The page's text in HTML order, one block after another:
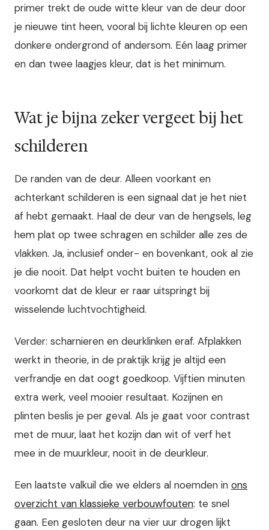
primer trekt de oude witte kleur van de deur door
je nieuwe tint heen, vooral bij lichte kleuren op een
donkere ondergrond of andersom. Eén laag primer
en dan twee laagjes kleur, dat is het minimum.
Wat je bijna zeker vergeet bij het
schilderen
De randen van de deur. Alleen voorkant en
achterkant schilderen is een signaal dat je het niet
af hebt gemaakt. Haal de deur van de hengsels, leg
hem plat op twee schragen en schilder alle zes de
vlakken. Ja, inclusief onder- en bovenkant, ook al zie
je die nooit. Dat helpt vocht buiten te houden en
voorkomt dat de kleur er raar uitspringt bij
wisselende luchtvochtigheid.
Verder: scharnieren en deurklinken eraf. Afplakken
werkt in theorie, in de praktijk krijg je altijd een
verfrandje en dat oogt goedkoop. Vijftien minuten
extra werk, veel mooier resultaat. Kozijnen en
plinten beslis je per geval. Als je gaat voor contrast
met de muur, laat het kozijn dan wit of verf het
mee in de muurkleur, nooit in de deurkleur.
Een laatste valkuil die we elders al noemden in ons
overzicht van klassieke verbouwfouten: te snel
gaan. Een gesloten deur na vier uur drogen lijkt